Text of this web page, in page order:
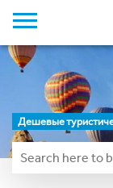
Дешевые